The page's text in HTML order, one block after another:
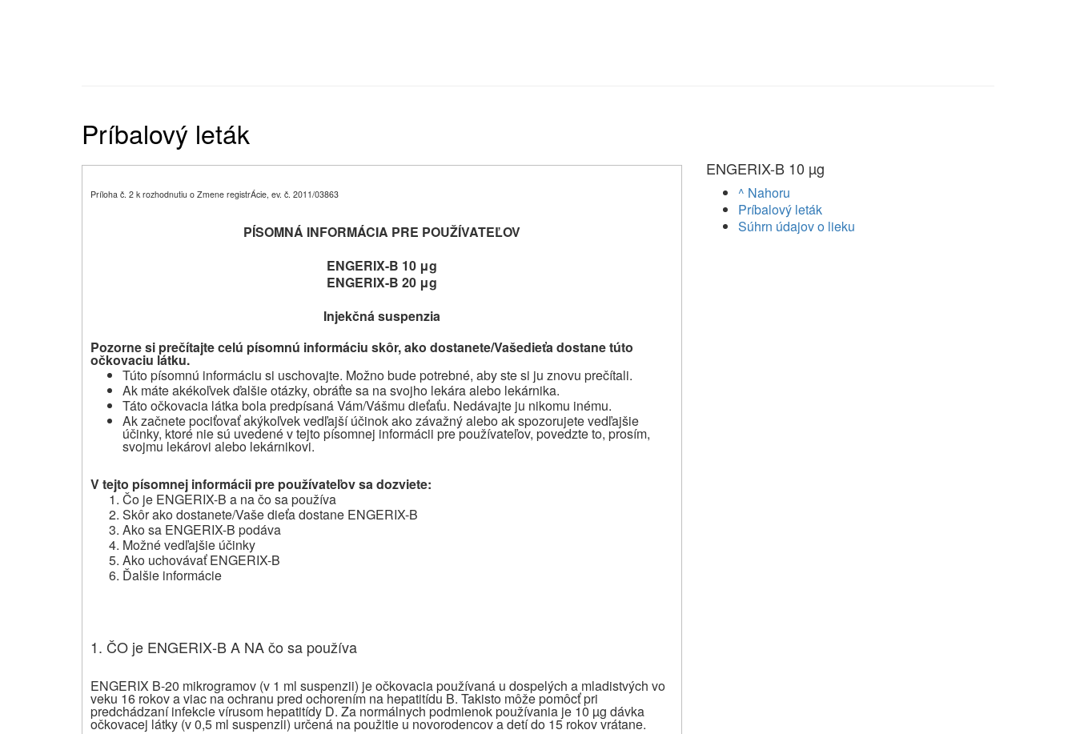
Príbalový leták
Príloha č. 2 k rozhodnutiu o Zmene registrÁcie, ev. č. 2011/03863
PÍSOMNÁ INFORMÁCIA PRE POUŽÍVATEĽOV
ENGERIX-B 10 μg
ENGERIX-B 20 μg
Injekčná suspenzia
Pozorne si prečítajte celú písomnú informáciu skôr, ako dostanete/Vašedieťa dostane túto
očkovaciu látku.
Túto písomnú informáciu si uschovajte. Možno bude potrebné, aby ste si ju znovu prečítali.
Ak máte akékoľvek ďalšie otázky, obráťte sa na svojho lekára alebo lekárnika.
Táto očkovacia látka bola predpísaná Vám/Vášmu dieťaťu. Nedávajte ju nikomu inému.
Ak začnete pociťovať akýkoľvek vedľajší účinok ako závažný alebo ak spozorujete vedľajšie
účinky, ktoré nie sú uvedené v tejto písomnej informácii pre používateľov, povedzte to, prosím,
svojmu lekárovi alebo lekárnikovi.
V tejto písomnej informácii pre používateľov sa dozviete:
Čo je ENGERIX-B a na čo sa používa
Skôr ako dostanete/Vaše dieťa dostane ENGERIX-B
Ako sa ENGERIX-B podáva
Možné vedľajšie účinky
Ako uchovávať ENGERIX-B
Ďalšie informácie
1. ČO je ENGERIX‑B A NA čo sa používa
ENGERIX B-20 mikrogramov (v 1 ml suspenzii) je očkovacia používaná u dospelých a mladistvých vo
veku 16 rokov a viac na ochranu pred ochorením na hepatitídu B. Takisto môže pomôcť pri
predchádzaní infekcie vírusom hepatitídy D. Za normálnych podmienok používania je 10 µg dávka
očkovacej látky (v 0,5 ml suspenzii) určená na použitie u novorodencov a detí do 15 rokov vrátane.
ENGERIX-B 10 µg
^ Nahoru
Príbalový leták
Súhrn údajov o lieku